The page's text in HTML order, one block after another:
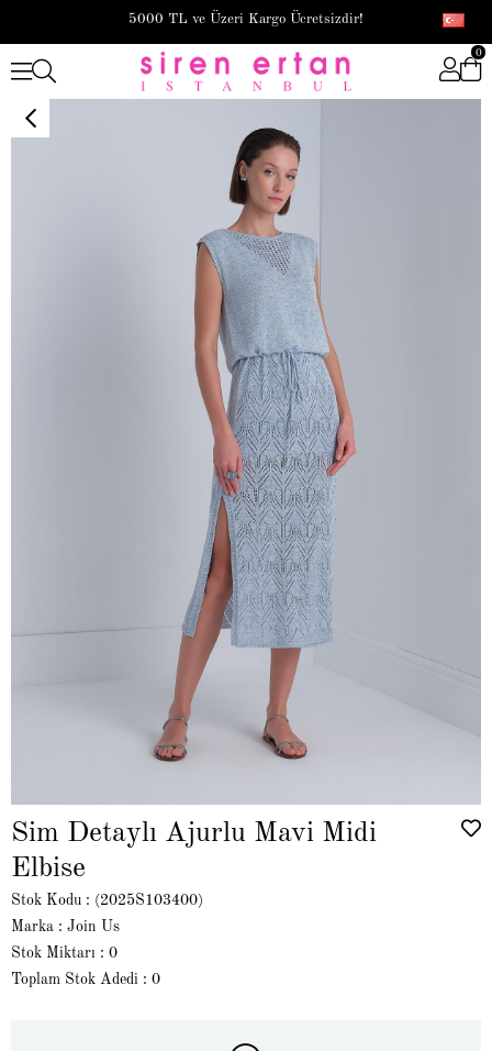
5000 TL ve Üzeri Kargo Ücretsizdir!
0
Sim Detaylı Ajurlu Mavi Midi
Elbise
Stok Kodu
(2025S103400)
Marka : Join Us
Stok Miktarı : 0
Toplam Stok Adedi : 0